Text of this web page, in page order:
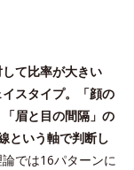
て比率が大きい
スタイプ。「顔の
眉と目の間隔」の
という軸で判断し
では16パターンに